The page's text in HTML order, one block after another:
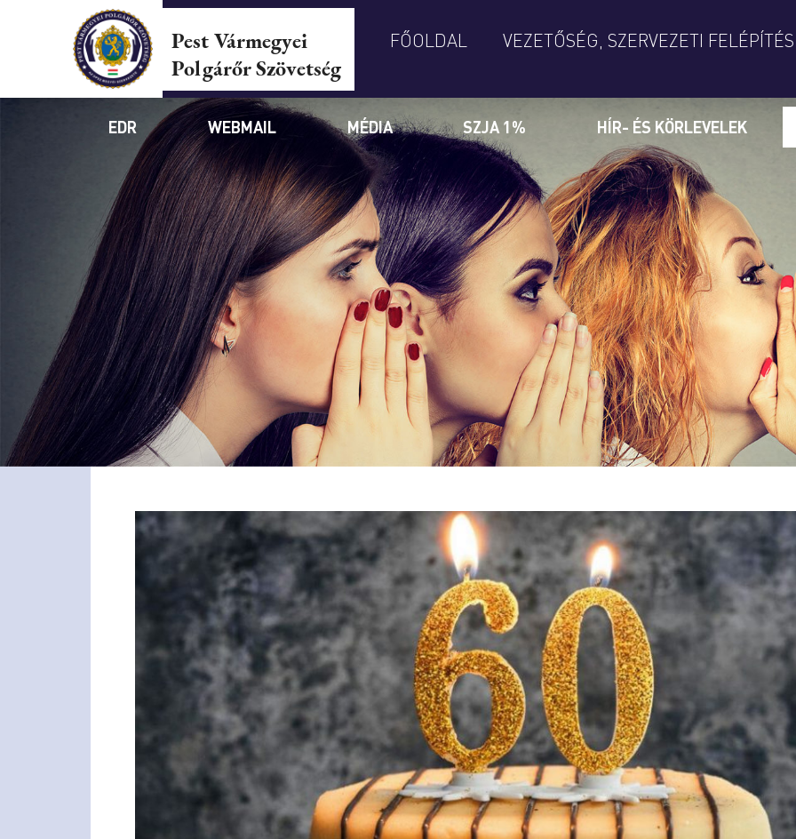
Pest Vármegyei
Polgárőr Szövetség
FŐOLDAL VEZETŐSÉG, SZERVEZETI FELÉPÍTÉS
EDR WEBMAIL MÉDIA SZJA 1% HÍR- ÉS KÖRLEVELEK